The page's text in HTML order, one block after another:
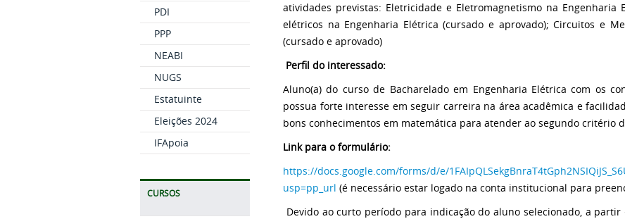
PDI
PPP
NEABI
NUGS
Estatuinte
Eleições 2024
IFApoia
CURSOS
atividades previstas: Eletricidade e Eletromagnetismo na Engenharia
elétricos na Engenharia Elétrica (cursado e aprovado); Circuitos e
(cursado e aprovado)
Perfil do interessado:
Aluno(a) do curso de Bacharelado em Engenharia Elétrica com os
possua forte interesse em seguir carreira na área acadêmica e
bons conhecimentos em matemática para atender ao segundo critério
Link para o formulário:
https://docs.google.com/forms/d/e/
usp=pp_url (é necessário estar logado na conta institucional para
Devido ao curto período para indicação do aluno selecionado, a